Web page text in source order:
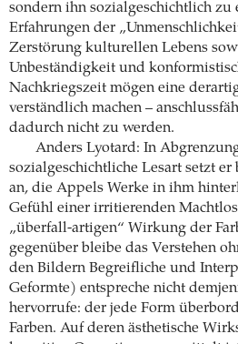
sondern ihn sozialgeschichtlich zu
Erfahrungen der
Zerstörung kulturellen Lebens
Unbeständigkeit und
Nachkriegszeit mögen eine
verständlich machen –
dadurch nicht zu werden.
Anders Lyotard: In
sozialgeschichtliche Lesart setzt
an, die Appels Werke in ihm
Gefühl einer irritierenden
„überfall-artigen“ Wirkung der
gegenüber bleibe das Verstehen
den Bildern Begreifliche und
Geformte) entspreche nicht
hervorrufe: der jede Form
Farben. Auf deren ästhetische